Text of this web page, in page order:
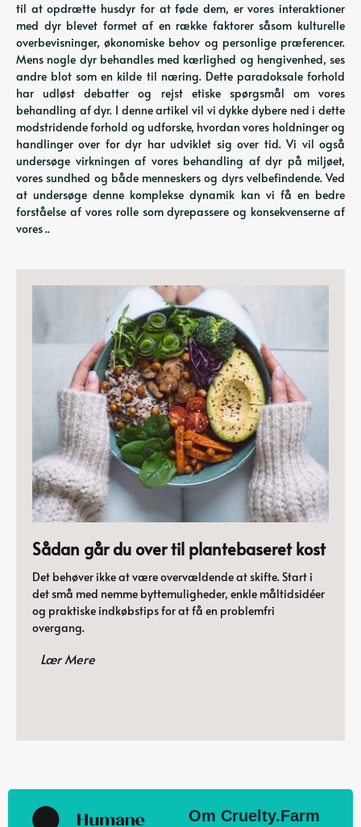
til at opdrætte husdyr for at føde dem, er vores interaktioner
med dyr blevet formet af en række faktorer såsom kulturelle
overbevisninger, økonomiske behov og personlige præferencer.
Mens nogle dyr behandles med kærlighed og hengivenhed, ses
andre blot som en kilde til næring. Dette paradoksale forhold
har udløst debatter og rejst etiske spørgsmål om vores
behandling af dyr. I denne artikel vil vi dykke dybere ned i dette
modstridende forhold og udforske, hvordan vores holdninger og
handlinger over for dyr har udviklet sig over tid. Vi vil også
undersøge virkningen af ​​vores behandling af dyr på miljøet,
vores sundhed og både menneskers og dyrs velbefindende. Ved
at undersøge denne komplekse dynamik kan vi få en bedre
forståelse af vores rolle som dyrepassere og konsekvenserne af
vores ..
Sådan går du over til plantebaseret kost
Det behøver ikke at være overvældende at skifte. Start i
det små med nemme byttemuligheder, enkle måltidsidéer
og praktiske indkøbstips for at få en problemfri
overgang.
Lær Mere
Om Cruelty.Farm